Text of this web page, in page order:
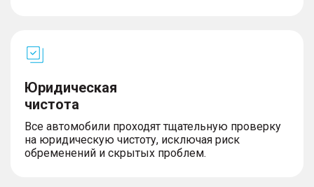
Юридическая
чистота
Все автомобили проходят тщательную проверку
на юридическую чистоту, исключая риск
обременений и скрытых проблем.